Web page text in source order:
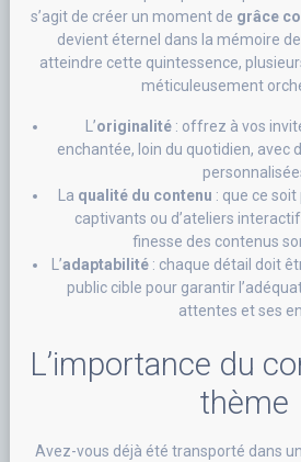
s’agit de créer un moment de grâce
devient éternel dans la mémoire
atteindre cette quintessence,
méticuleusement
L’originalité : offrez à vos
enchantée, loin du quotidien, avec
La qualité du contenu : que ce
captivants ou d’ateliers
finesse des contenus
L’adaptabilité: chaque détail doit
public cible pour garantir
attentes et ses
L’importance du
thème
Avez-vous déjà été transporté dans